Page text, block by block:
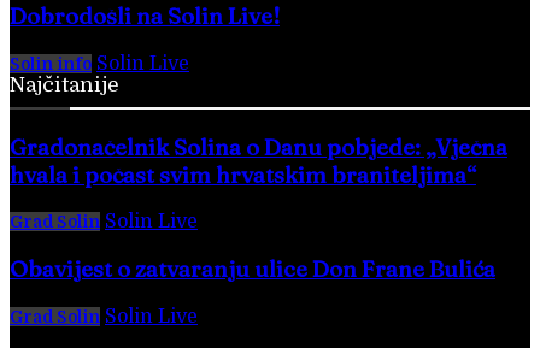
Dobrodošli na Solin Live!
Solin info Solin Live
Najčitanije
Gradonačelnik Solina o Danu pobjede: „Vječna
hvala i počast svim hrvatskim braniteljima“
Grad Solin Solin Live
Obavijest o zatvaranju ulice Don Frane Bulića
Grad Solin Solin Live